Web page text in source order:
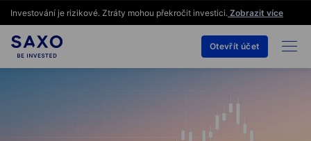
Investování je rizikové. Ztráty mohou překročit investici. Zobrazit více
Otevřít účet